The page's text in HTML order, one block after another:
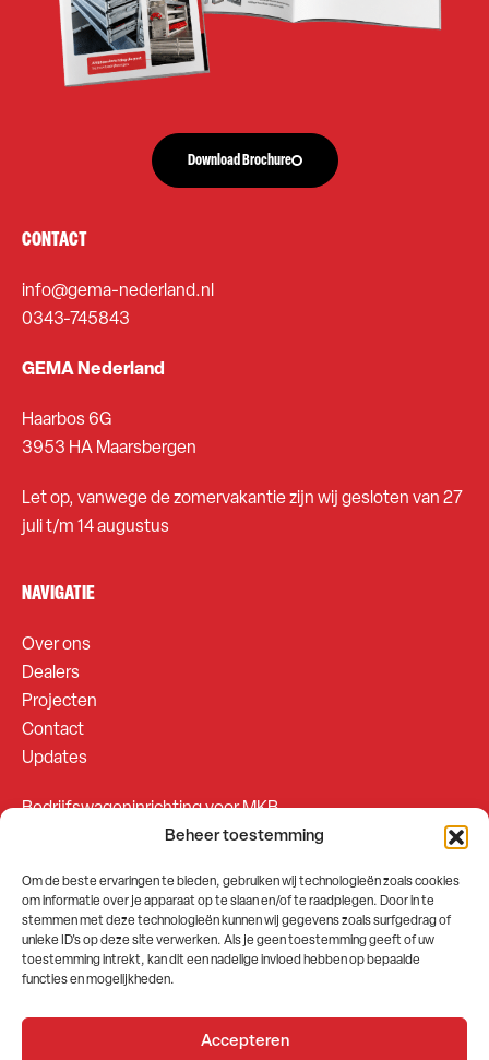
Beheer toestemming
Om de beste ervaringen te bieden, gebruiken wij technologieën zoals cookies
om informatie over je apparaat op te slaan en/of te raadplegen. Door in te
stemmen met deze technologieën kunnen wij gegevens zoals surfgedrag of
unieke ID's op deze site verwerken. Als je geen toestemming geeft of uw
toestemming intrekt, kan dit een nadelige invloed hebben op bepaalde
functies en mogelijkheden.
Accepteren
Download Brochure
CONTACT
info@gema-nederland.nl
0343-745843
GEMA Nederland
Haarbos 6G
3953 HA Maarsbergen
Let op, vanwege de zomervakantie zijn wij gesloten van 27
juli t/m 14 augustus
NAVIGATIE
Over ons
Dealers
Projecten
Contact
Updates
Bedrijfswageninrichting voor MKB
Bedrijfswageninrichting voor Fleetsales
SOCIALS